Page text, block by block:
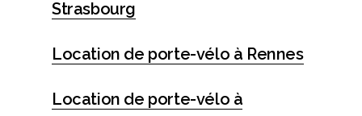
Strasbourg
Location de porte-vélo à Rennes
Location de porte-vélo à